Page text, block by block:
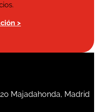
>
Majadahonda, Madrid